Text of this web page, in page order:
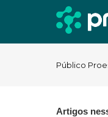
Público
Artigos